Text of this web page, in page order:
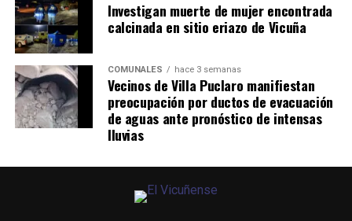
Investigan muerte de mujer encontrada
calcinada en sitio eriazo de Vicuña
COMUNALES hace 3 semanas
Vecinos de Villa Puclaro manifiestan
preocupación por ductos de evacuación
de aguas ante pronóstico de intensas
lluvias